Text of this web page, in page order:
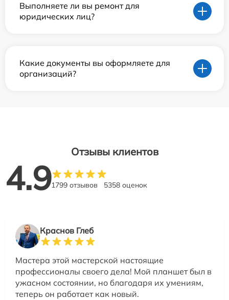
Выполняете ли вы ремонт для
юридических лиц?
Какие документы вы оформляете для
организаций?
Отзывы клиентов
4.91799 отзывов 5358 оценок
Краснов Глеб
Мастера этой мастерской настоящие
профессионалы своего дела! Мой планшет был в
ужасном состоянии, но благодаря их умениям,
теперь он работает как новый.